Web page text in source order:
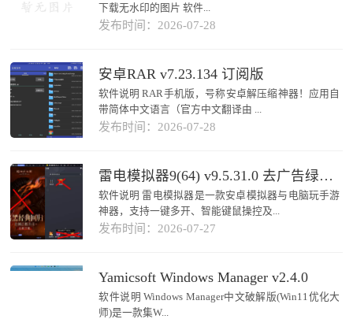
下载无水印的图片 软件...
发布时间：2026-07-28
安卓RAR v7.23.134 订阅版
软件说明 RAR手机版，号称安卓解压缩神器！应用自
带简体中文语言（官方中文翻译由 ...
发布时间：2026-07-28
雷电模拟器9(64) v9.5.31.0 去广告绿色纯净版
软件说明 雷电模拟器是一款安卓模拟器与电脑玩手游
神器，支持一键多开、智能键鼠操控及...
发布时间：2026-07-27
Yamicsoft Windows Manager v2.4.0
软件说明 Windows Manager中文破解版(Win11优化大
师)是一款集W...